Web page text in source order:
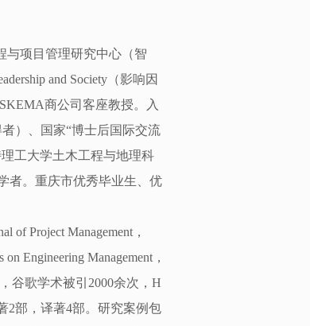
与项目管理研究中心（智
and Society（影响因
商公司客座教授。入
）、国家“博士后国际交流
工大学土木工程与地理科
者。重庆市优秀毕业生、优
Project Management，
Engineering Management，
谷歌学术被引2000余次，H
2部，译著4部。研究案例包